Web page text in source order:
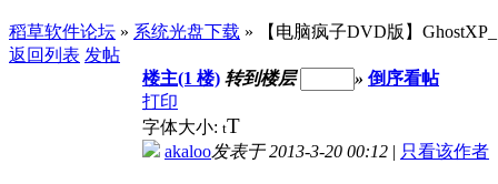
稻草软件论坛 » 系统光盘下载 » 【电脑疯子DVD版】
返回列表 发帖
楼主(1 楼) 转到楼层 » 倒序看帖
打印
字体大小: tT
akaloo发表于 2013-3-20 00:12 | 只看该作者